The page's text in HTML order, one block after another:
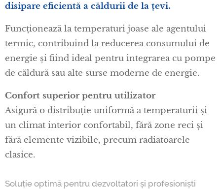
disipare eficientă a căldurii de la țevi.
Funcționează la temperaturi joase ale agentului
termic, contribuind la reducerea consumului de
energie și fiind ideal pentru integrarea cu pompe
de căldură sau alte surse moderne de energie.
Confort superior pentru utilizator
Asigură o distribuție uniformă a temperaturii și
un climat interior confortabil, fără zone reci și
fără elemente vizibile, precum radiatoarele
clasice.
Soluție optimă pentru dezvoltatori și profesioniști